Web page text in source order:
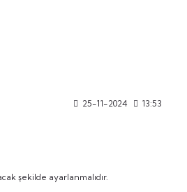
25-11-2024 13:53
şekilde ayarlanmalıdır.